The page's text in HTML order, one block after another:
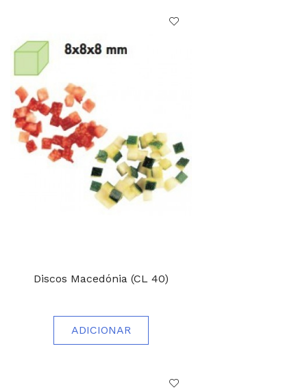
Discos Macedónia (CL 40)
ADICIONAR